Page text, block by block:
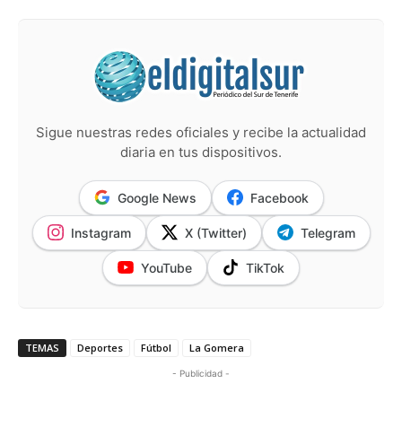
Sigue nuestras redes oficiales y recibe la actualidad
diaria en tus dispositivos.
Google News Facebook
Instagram X (Twitter) Telegram
YouTube TikTok
TEMAS Deportes Fútbol La Gomera
- Publicidad -